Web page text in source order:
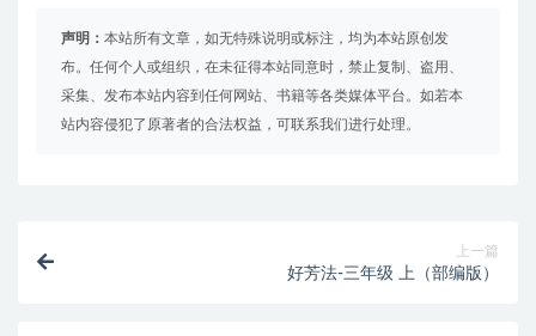
声明： 本站所有文章，如无特殊说明或标注，均为本站原创发
布。任何个人或组织，在未征得本站同意时，禁止复制、盗用、
采集、发布本站内容到任何网站、书籍等各类媒体平台。如若本
站内容侵犯了原著者的合法权益，可联系我们进行处理。
上一篇
好芳法-三年级 上（部编版）